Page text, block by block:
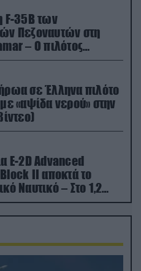
F-35B των
Πεζοναυτών στη
– Ο πιλότος
εγκαίρως
σε Έλληνα πιλότο
«αψίδα νερού» στην
E-2D Advanced
II αποκτά το
Ναυτικό – Στο 1,2
το κόστος